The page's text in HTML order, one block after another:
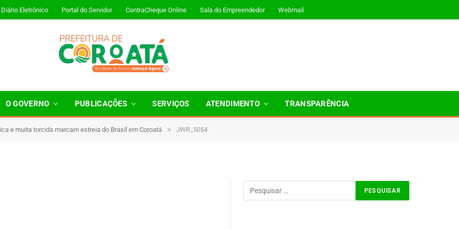
Diário Eletrônico Portal do Servidor ContraCheque Online Sala do Empreendedor Webmail
O GOVERNO PUBLICAÇÕES SERVIÇOS ATENDIMENTO TRANSPARÊNCIA
e muita torcida marcam estreia do Brasil em Coroatá » JWR_5054